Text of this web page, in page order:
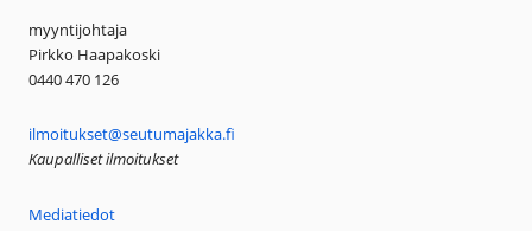
myyntijohtaja
Pirkko Haapakoski
0440 470 126
ilmoitukset@seutumajakka.fi
Kaupalliset ilmoitukset
Mediatiedot